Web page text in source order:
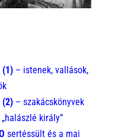
(1) – istenek, vallások,
(2) – szakácskönyvek
„halászlé király”
sertéssült és a mai